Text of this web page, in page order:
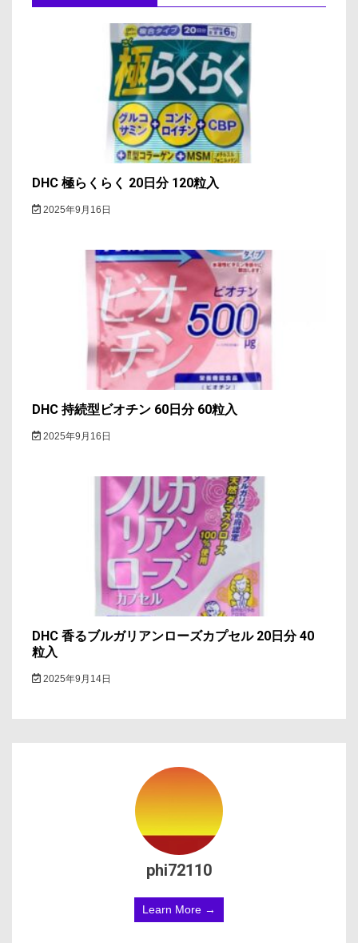
DHC 極らくらく 20日分 120粒入
2025年9月16日
DHC 持続型ビオチン 60日分 60粒入
2025年9月16日
DHC 香るブルガリアンローズカプセル 20日分 40
粒入
2025年9月14日
phi72110
Learn More →